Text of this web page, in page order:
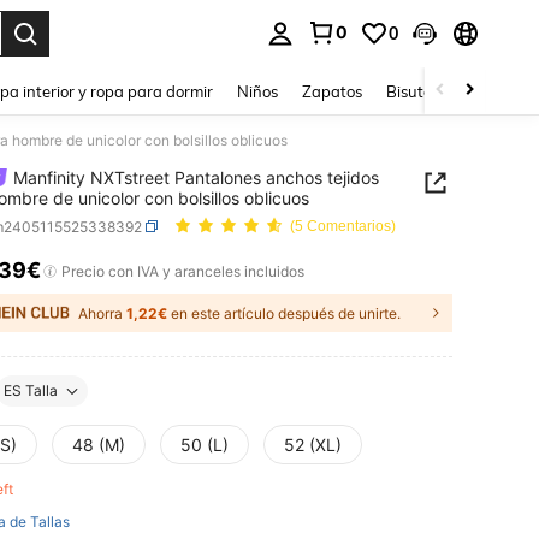
0 0
interior y ropa para dormir Niños Zapatos Bisutería Y
hombre de unicolor con bolsillos oblicuos
Manfinity NXTstreet Pantalones anchos tejidos
de unicolor con bolsillos oblicuos
(5 Comentarios)
AND AVAILABILITY
Precio con IVA y aranceles incluidos
Ahorra 1,22€ en este artículo después de unirte.
ES Talla
48 (M) 50 (L) 52 (XL)
de Tallas